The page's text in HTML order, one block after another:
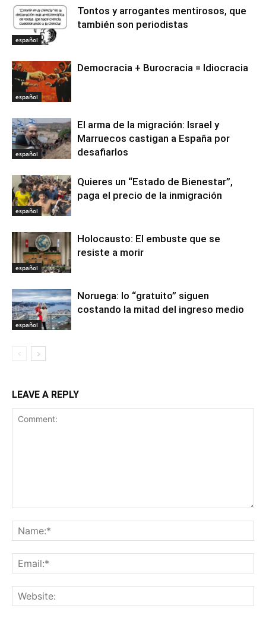
español
Tontos y arrogantes mentirosos, que
también son periodistas
español
Democracia + Burocracia = Idiocracia
español
El arma de la migración: Israel y
Marruecos castigan a España por
desafiarlos
español
Quieres un “Estado de Bienestar”,
paga el precio de la inmigración
español
Holocausto: El embuste que se
resiste a morir
español
Noruega: lo “gratuito” siguen
costando la mitad del ingreso medio
LEAVE A REPLY